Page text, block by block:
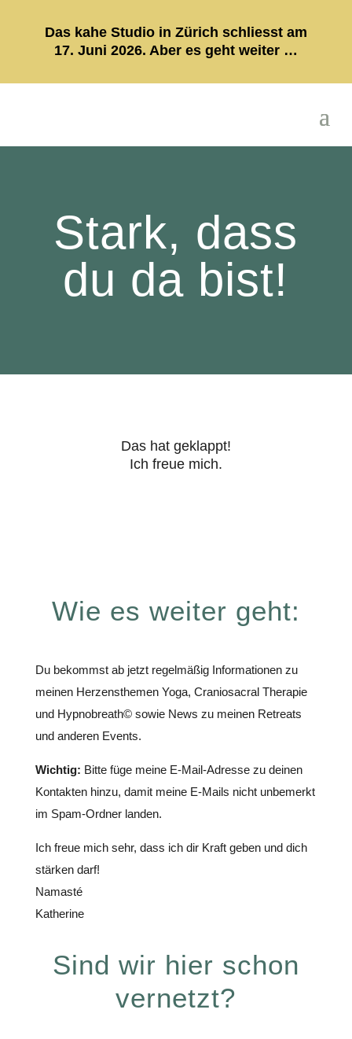
Das kahe Studio in Zürich schliesst am
17. Juni 2026. Aber es geht weiter …
Stark, dass
du da bist!
Das hat geklappt!
Ich freue mich.
Wie es weiter geht:
Du bekommst ab jetzt regelmäßig Informationen zu
meinen Herzensthemen Yoga, Craniosacral Therapie
und Hypnobreath© sowie News zu meinen Retreats
und anderen Events.
Wichtig: Bitte füge meine E-Mail-Adresse zu deinen
Kontakten hinzu, damit meine E-Mails nicht unbemerkt
im Spam-Ordner landen.
Ich freue mich sehr, dass ich dir Kraft geben und dich
stärken darf!
Namasté
Katherine
Sind wir hier schon
vernetzt?